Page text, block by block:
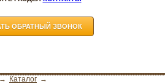
ОБРАТНЫЙ ЗВОНОК
Каталог